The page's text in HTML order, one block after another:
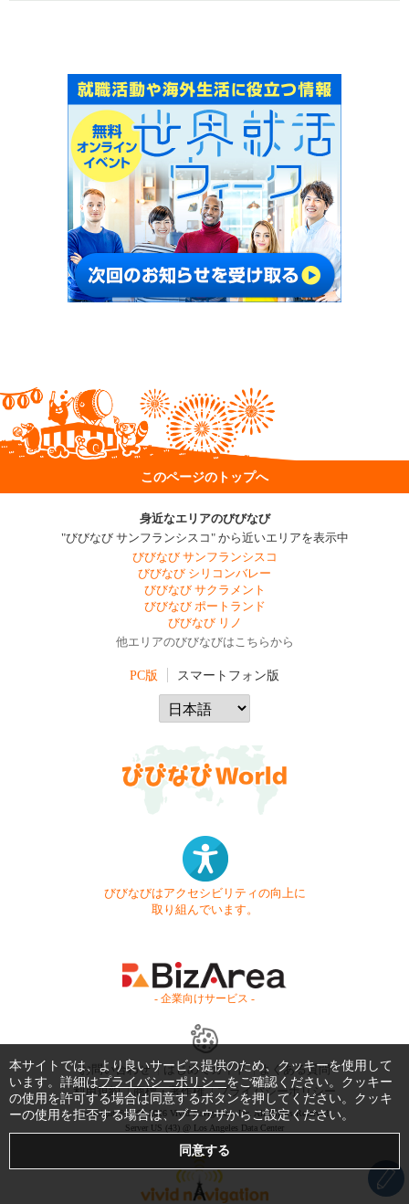
このページのトップへ
身近なエリアのびびなび
"びびなび サンフランシスコ" から近いエリアを表示中
びびなび サンフランシスコ
びびなび シリコンバレー
びびなび サクラメント
びびなび ポートランド
びびなび リノ
他エリアのびびなびはこちらから
PC版 スマートフォン版
びびなびはアクセシビリティの向上に
取り組んでいます。
- 企業向けサービス -
お問い合わせ はじめてガイド
よくある質問
利用規約
商標・著作権 プライバシーポリシー
Copyright © 1999-2026 Vivid Navigation, Inc. All Rights Reserved.
Server US (43) @ Los Angeles Data Center
本サイトでは、より良いサービス提供のため、クッキーを使用して
います。詳細はプライバシーポリシーをご確認ください。クッキー
の使用を許可する場合は同意するボタンを押してください。クッキ
ーの使用を拒否する場合は、ブラウザからご設定ください。